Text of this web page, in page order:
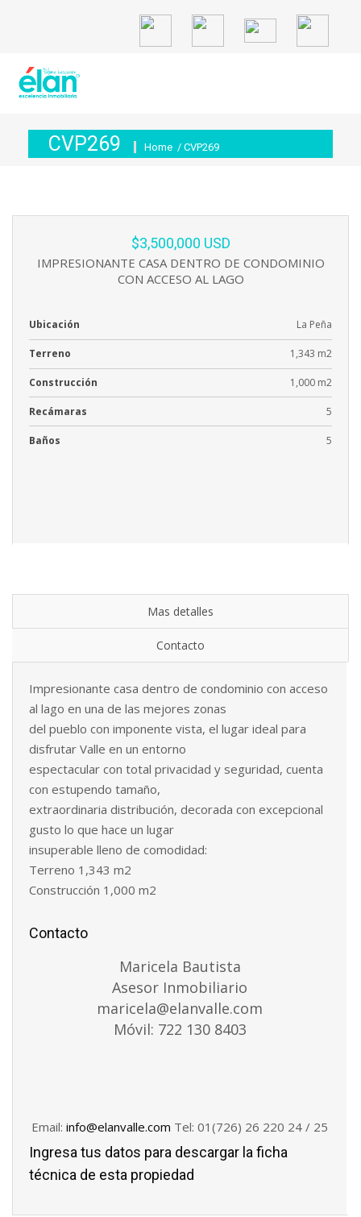
CVP269 Home / CVP269
$3,500,000 USD
IMPRESIONANTE CASA DENTRO DE CONDOMINIO
CON ACCESO AL LAGO
Ubicación La Peña
Terreno 1,343 m2
Construcción 1,000 m2
Recámaras 5
Baños 5
Mas detalles
Contacto
Impresionante casa dentro de condominio con acceso
al lago en una de las mejores zonas
del pueblo con imponente vista, el lugar ideal para
disfrutar Valle en un entorno
espectacular con total privacidad y seguridad, cuenta
con estupendo tamaño,
extraordinaria distribución, decorada con excepcional
gusto lo que hace un lugar
insuperable lleno de comodidad:
Terreno 1,343 m2
Construcción 1,000 m2
Contacto
Maricela Bautista
Asesor Inmobiliario
maricela@elanvalle.com
Móvil: 722 130 8403
Email: info@elanvalle.com Tel: 01(726) 26 220 24 / 25
Ingresa tus datos para descargar la ficha
técnica de esta propiedad